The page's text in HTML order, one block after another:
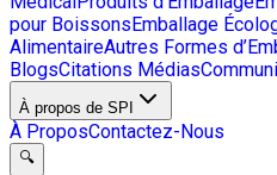
pour BoissonsEmballage
AlimentaireAutres Formes
BlogsCitations Médias
À propos de SPI
À ProposContactez-Nous
🔍